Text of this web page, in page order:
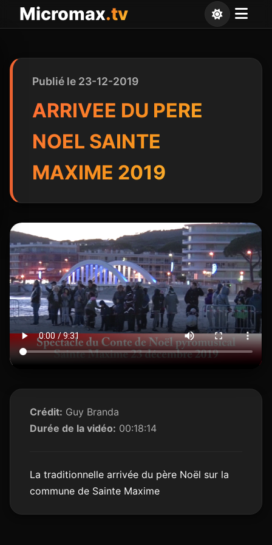
Micromax.tv
Publié le 23-12-2019
ARRIVEE DU PERE
NOEL SAINTE
MAXIME 2019
Crédit: Guy Branda
Durée de la vidéo: 00:18:14
La traditionnelle arrivée du père Noël sur la
commune de Sainte Maxime
Panneau de gestion des cookies